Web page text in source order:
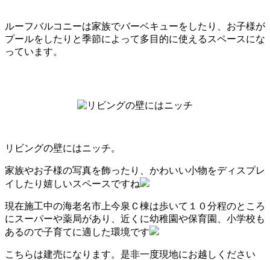
ルーフバルコニーは家族でバーベキューをしたり、お子様が
プールをしたりと季節によって多目的に使えるスペースにな
っています。
リビングの壁にはニッチ。
家族やお子様の写真を飾ったり、かわいい小物をディスプレ
イしたり嬉しいスペースですね
現在施工中の海老名市上今泉Ｃ棟は歩いて１０分程のところ
にスーパーや薬局があり、近くに幼稚園や保育園、小学校も
あるので子育てに適した環境です
こちらは建売になります。是非一度現地にお越しください